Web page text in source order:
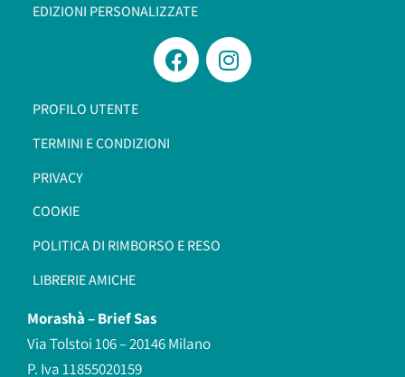
EDIZIONI PERSONALIZZATE
PROFILO UTENTE
TERMINI E CONDIZIONI
PRIVACY
COOKIE
POLITICA DI RIMBORSO E RESO
LIBRERIE AMICHE
Morashà –Brief Sas
Via Tolstoi 106 – 20146 Milano
P. Iva 11855020159